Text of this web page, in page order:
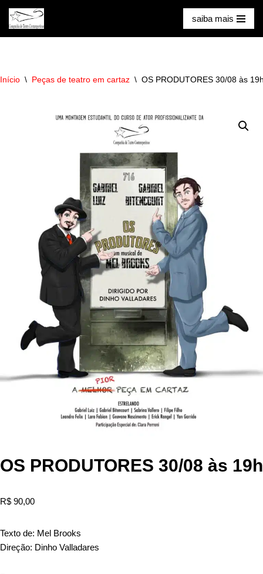
Pular
saiba mais
Início \ Peças de teatro em cartaz \ OS PRODUTORES 30/08 às
OS PRODUTORES 30/08 às 19h
R$ 90,00
Texto de: Mel Brooks
Direção: Dinho Valladares